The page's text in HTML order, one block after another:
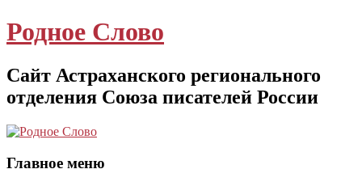
Родное Слово
Сайт Астраханского регионального
отделения Союза писателей России
Главное меню